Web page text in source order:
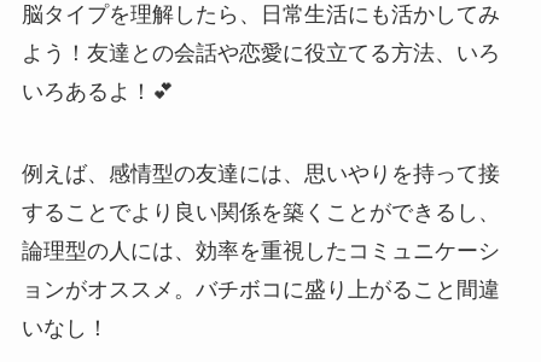
脳タイプを理解したら、日常生活にも活かしてみ
よう！友達との会話や恋愛に役立てる方法、いろ
いろあるよ！💕
例えば、感情型の友達には、思いやりを持って接
することでより良い関係を築くことができるし、
論理型の人には、効率を重視したコミュニケーシ
ョンがオススメ。バチボコに盛り上がること間違
いなし！